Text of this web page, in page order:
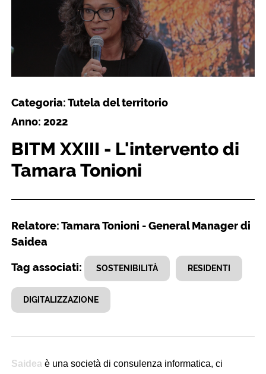
Categoria: Tutela del territorio
Anno: 2022
BITM XXIII - L'intervento di
Tamara Tonioni
Relatore: Tamara Tonioni - General Manager di
Saidea
Tag associati: SOSTENIBILITÀ RESIDENTI
DIGITALIZZAZIONE
Saidea è una società di consulenza informatica, ci